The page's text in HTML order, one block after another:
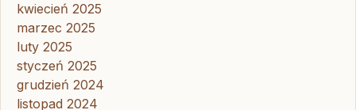
kwiecień 2025
marzec 2025
luty 2025
styczeń 2025
grudzień 2024
listopad 2024